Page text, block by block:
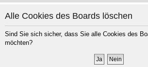
Alle Cookies des Boards löschen
Sind Sie sich sicher, dass Sie alle Cookies des
möchten?